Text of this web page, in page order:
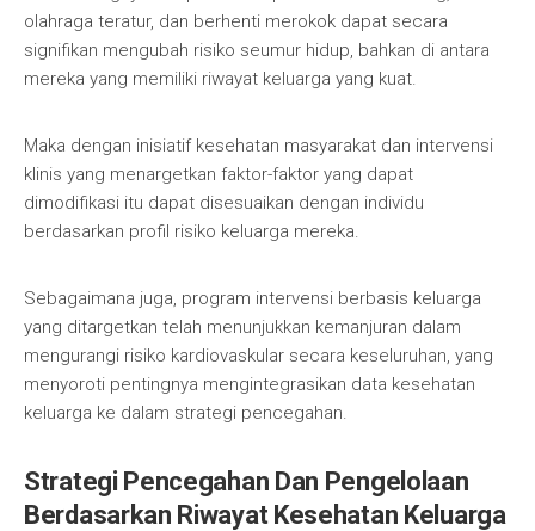
olahraga teratur, dan berhenti merokok dapat secara
signifikan mengubah risiko seumur hidup, bahkan di antara
mereka yang memiliki riwayat keluarga yang kuat.
Maka dengan inisiatif kesehatan masyarakat dan intervensi
klinis yang menargetkan faktor-faktor yang dapat
dimodifikasi itu dapat disesuaikan dengan individu
berdasarkan profil risiko keluarga mereka.
Sebagaimana juga, program intervensi berbasis keluarga
yang ditargetkan telah menunjukkan kemanjuran dalam
mengurangi risiko kardiovaskular secara keseluruhan, yang
menyoroti pentingnya mengintegrasikan data kesehatan
keluarga ke dalam strategi pencegahan.
Strategi Pencegahan Dan Pengelolaan
Berdasarkan Riwayat Kesehatan Keluarga